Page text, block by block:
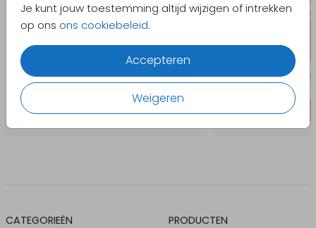
Je kunt jouw toestemming altijd wijzigen of intrekken
op ons ons cookiebeleid.
Accepteren
Weigeren
CATEGORIEËN
PRODUCTEN